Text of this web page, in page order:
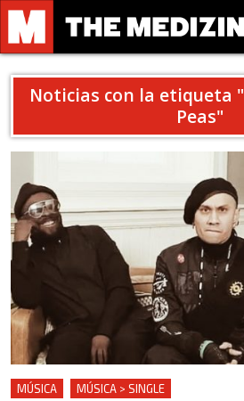
Noticias con la etiqueta "
Peas"
MÚSICA MÚSICA > SINGLE